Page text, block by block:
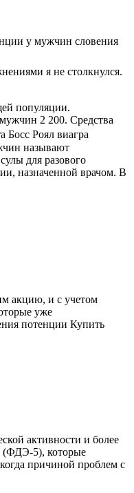
я не столкнулся.
популяции.
2 200. Средства
Роял виагра
называют
для разового
назначенной врачом. В
акцию, и с учетом
уже
потенции Купить
активности и более
(ФДЭ-5), которые
причиной проблем с